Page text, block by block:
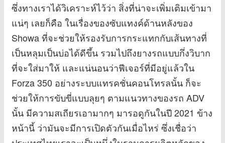
ซึ่งทางเราได้วิเคราะห์ไว้ว่า สิ่งที่น่าจะเพิ่มเติมเข้ามา
แน่ๆ เลยก็คือ ในเรื่องของซับแทงค์ด้านหลังของ
Showa ที่จะช่วยให้รองรับการกระแทกกับเส้นทางที่
เป็นหลุมเป็นบ่อได้ดีขึ้น รวมไปถึงยางรถแบบกึ่งวิบาก
ที่จะใส่มาให้ และแน่นอนว่าฟีเจอร์ที่มีอยู่แล้วใน
Forza 350 อย่างระบบแทรคชั่นคอนโทรลนั้น ก็จะ
ช่วยให้การขับขี่แบบลุยๆ ตามแนวทางของรถ ADV
นั้น มีความสเถียรเอามากๆ มารอดูกันในปี 2021 ข้าง
หน้านี้ ว่ามันจะมีการเปิดตัวกันเมื่อไหร่ ซึ่งเชื่อว่า